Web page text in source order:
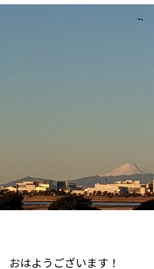
おはようございます！